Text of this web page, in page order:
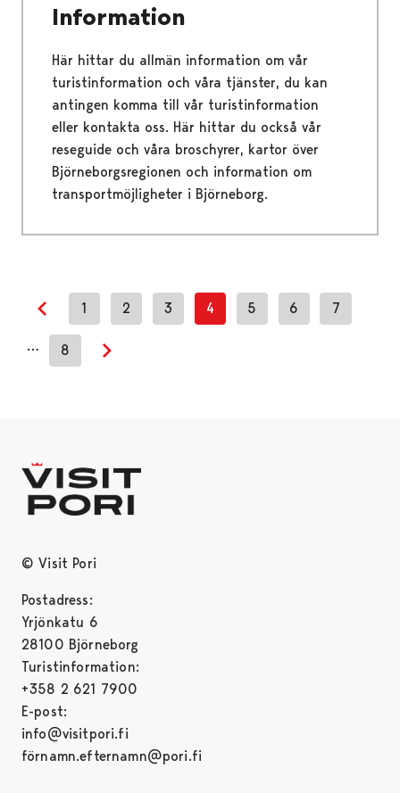
Information
Här hittar du allmän information om vår
turistinformation och våra tjänster, du kan
antingen komma till vår turistinformation
eller kontakta oss. Här hittar du också vår
reseguide och våra broschyrer, kartor över
Björneborgsregionen och information om
transportmöjligheter i Björneborg.
Previous page
1 2 3 4 5 6 7
… 8
© Visit Pori
Postadress:
Yrjönkatu 6
28100 Björneborg
Turistinformation:
+358 2 621 7900
E-post:
info@visitpori.fi
förnamn.efternamn@pori.fi